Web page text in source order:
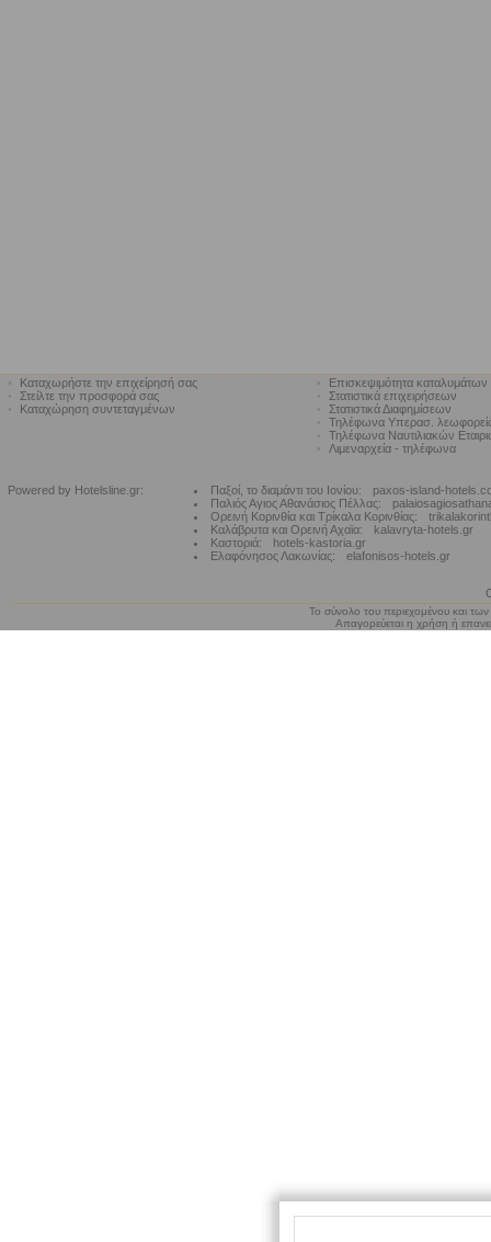
Καταχωρήστε την επιχείρησή σας
Στείλτε την προσφορά σας
Καταχώρηση συντεταγμένων
Επισκεψιμότητα καταλυμάτων
Στατιστικά επιχειρήσεων
Στατιστικά Διαφημίσεων
Τηλέφωνα Υπερασ.
Τηλέφωνα Ναυτιλιακών
Λιμεναρχεία - τηλέφωνα
Powered by Hotelsline.gr: Παξοί, το διαμάντι του Ιονίου:
paxos-island-
Παλιός Αγιος Αθανάσιος Πέλλας:
Ορεινή Κορινθία και Τρίκαλα Κορινθίας:
Καλάβρυτα και Ορεινή Αχαϊα:
kalavryta-hotels.gr
Καστοριά:
hotels-kastoria.gr
Ελαφόνησος Λακωνίας:
elafonisos-hotels.gr
Το σύνολο του περιεχομένου και
Απαγορεύεται η χρήση ή